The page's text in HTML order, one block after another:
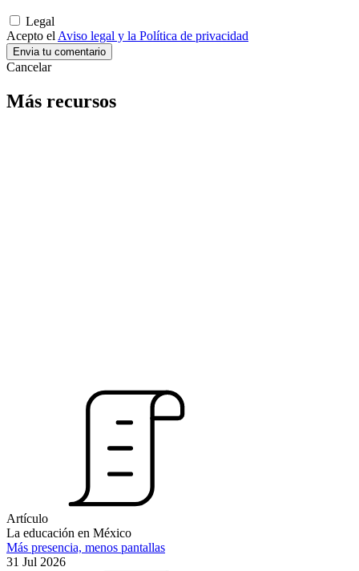
Legal
Acepto el Aviso legal y la Política de privacidad
Cancelar
Más recursos
Artículo
La educación en México
Más presencia, menos pantallas
31 Jul 2026